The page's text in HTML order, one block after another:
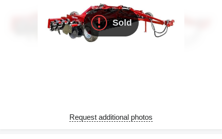
Sold
Request additional photos